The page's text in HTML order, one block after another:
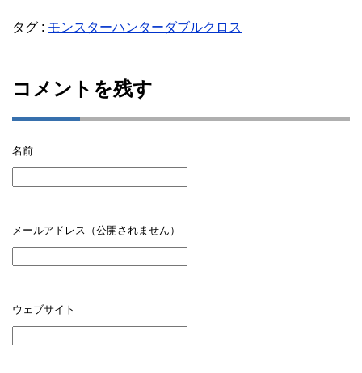
タグ : モンスターハンターダブルクロス
コメントを残す
名前
メールアドレス（公開されません）
ウェブサイト